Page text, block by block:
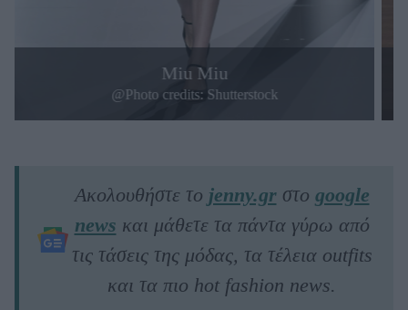
Miu Miu
@Photo credits: Shutterstock
Ακολουθήστε το jenny.grστο google
news και μάθετε τα πάντα γύρω από
τις τάσεις της μόδας, τα τέλεια outfits
και τα πιο hot fashion news.